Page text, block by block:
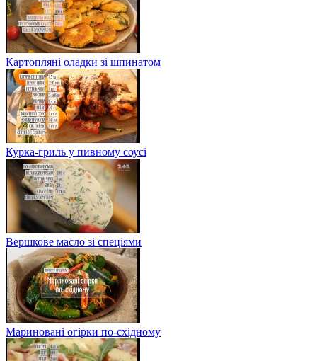
Картопляні оладки зі шпинатом
Курка-гриль у пивному соусі
Вершкове масло зі спеціями
Мариновані огірки по-східному